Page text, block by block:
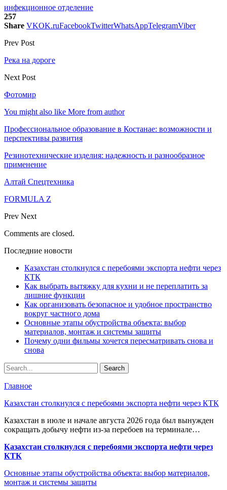
инфекционное отделение
257
Share VKOK.ruFacebookTwitterWhatsAppTelegramViber
Prev Post
Река на дороге
Next Post
Фотомир
You might also like More from author
Профессиональное образование в Костанае: возможности и
перспективы развития
Резинотехнические изделия: надежность и разнообразное
применение
Алтай Спецтехника
FORMULA Z
Prev Next
Comments are closed.
Последние новости
Казахстан столкнулся с перебоями экспорта нефти через
КТК
Как выбрать вытяжку для кухни и не переплатить за
лишние функции
Как организовать безопасное и удобное пространство
вокруг частного дома
Основные этапы обустройства объекта: выбор
материалов, монтаж и системы защиты
Почему одни фильмы хочется пересматривать снова и
снова
Главное
Казахстан столкнулся с перебоями экспорта нефти через КТК
Казахстан в июле и начале августа 2026 года был вынужден
сокращать добычу нефти из-за перебоев на терминале…
Казахстан столкнулся с перебоями экспорта нефти через
КТК
Основные этапы обустройства объекта: выбор материалов,
монтаж и системы защиты